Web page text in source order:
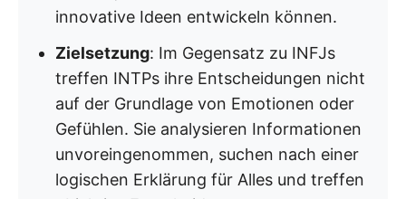
innovative Ideen entwickeln können.
Zielsetzung: Im Gegensatz zu INFJs
treffen INTPs ihre Entscheidungen nicht
auf der Grundlage von Emotionen oder
Gefühlen. Sie analysieren Informationen
unvoreingenommen, suchen nach einer
logischen Erklärung für Alles und treffen